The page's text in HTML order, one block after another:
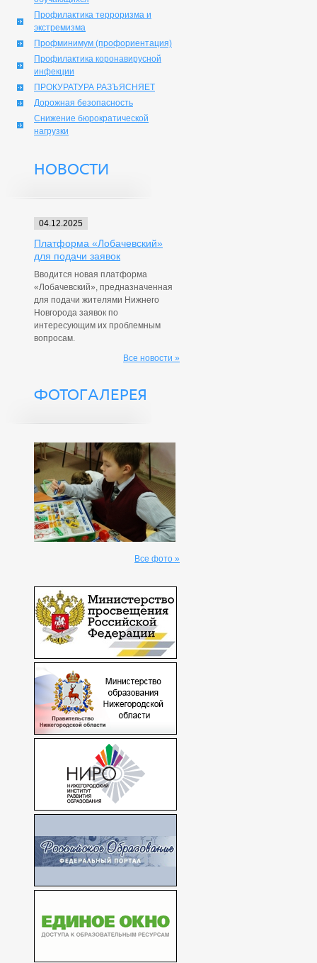
Профилактика терроризма и
экстремизма
Профминимум (профориентация)
Профилактика коронавирусной
инфекции
ПРОКУРАТУРА РАЗЪЯСНЯЕТ
Дорожная безопасность
Снижение бюрократической
нагрузки
НОВОСТИ
04.12.2025
Платформа «Лобачевский»
для подачи заявок
Вводится новая платформа
«Лобачевский», предназначенная
для подачи жителями Нижнего
Новгорода заявок по
интересующим их проблемным
вопросам.
Все новости »
ФОТОГАЛЕРЕЯ
Все фото »